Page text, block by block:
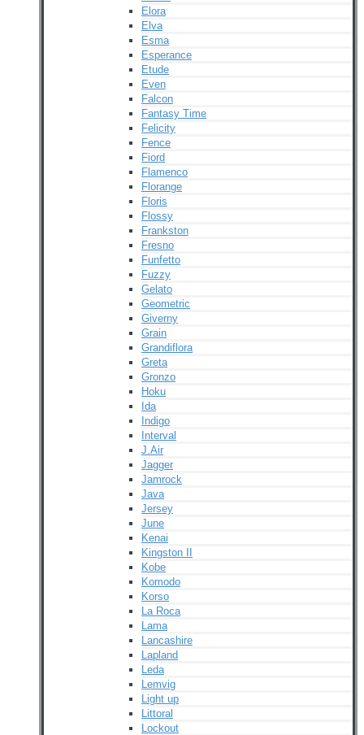
Elora
Elva
Esma
Esperance
Etude
Even
Falcon
Fantasy Time
Felicity
Fence
Fiord
Flamenco
Florange
Floris
Flossy
Frankston
Fresno
Funfetto
Fuzzy
Gelato
Geometric
Giverny
Grain
Grandiflora
Greta
Gronzo
Hoku
Ida
Indigo
Interval
J.Air
Jagger
Jamrock
Java
Jersey
June
Kenai
Kingston II
Kobe
Komodo
Korso
La Roca
Lama
Lancashire
Lapland
Leda
Lemvig
Light up
Littoral
Lockout